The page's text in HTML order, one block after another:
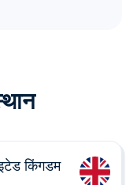
किंगडम